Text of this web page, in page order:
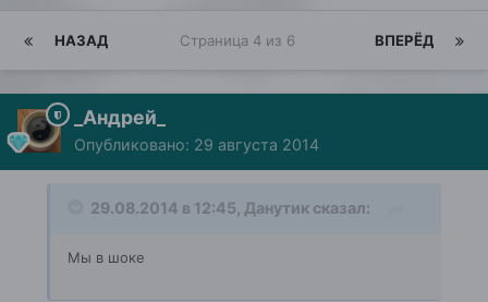
НАЗАД ВПЕРЁД
Страница 4 из 6
_Андрей_
Опубликовано: 29 августа 2014
29.08.2014 в 12:45, Данутик сказал:
Мы в шоке